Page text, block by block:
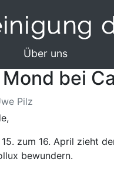
Über uns
Mond bei
Pilz
zum 16. April zieht
bewundern.